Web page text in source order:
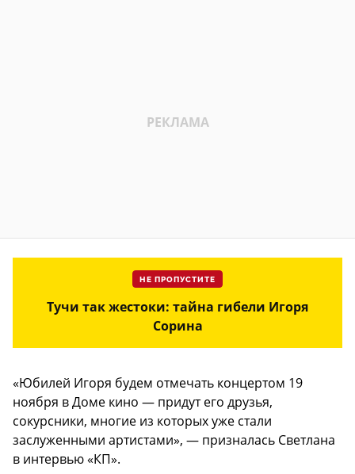
НЕ ПРОПУСТИТЕ
Тучи так жестоки: тайна гибели Игоря
Сорина
«Юбилей Игоря будем отмечать концертом 19
ноября в Доме кино — придут его друзья,
сокурсники, многие из которых уже стали
заслуженными артистами», — призналась Светлана
в интервью «КП».